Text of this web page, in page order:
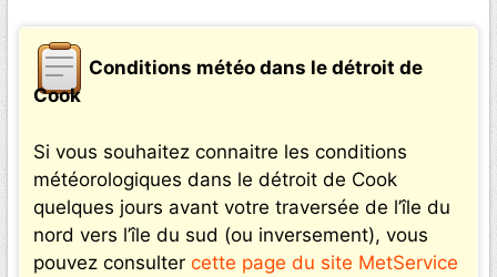
Conditions météo dans le détroit de
Cook
Si vous souhaitez connaitre les conditions
météorologiques dans le détroit de Cook
quelques jours avant votre traversée de l’île du
nord vers l’île du sud (ou inversement), vous
pouvez consulter cette page du site MetService